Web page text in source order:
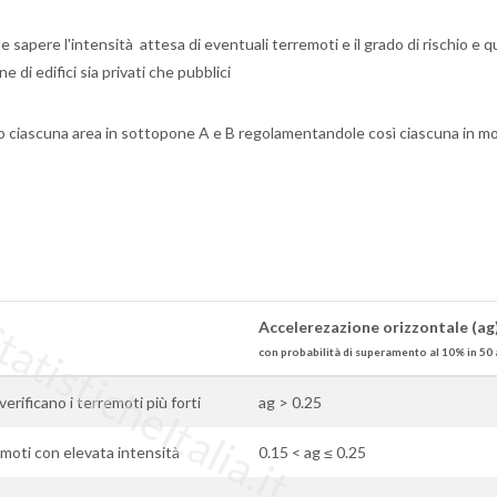
sapere l'intensità attesa di eventuali terremoti e il grado di rischio e
di edifici sia privati che pubblici
area in sottopone A e B regolamentandole così ciascuna in
Accelerezazione orizzontale
con probabilità di superamento al 10% in 50
verificano i terremoti più forti ag > 0.25
con elevata intensità 0.15 < ag ≤ 0.25